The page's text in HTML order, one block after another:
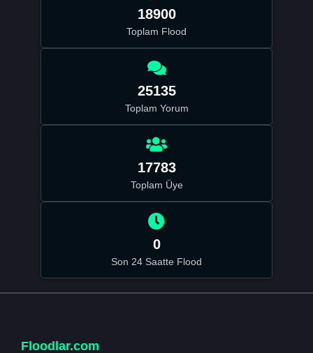
18900
Toplam Flood
25135
Toplam Yorum
17783
Toplam Üye
0
Son 24 Saatte Flood
Floodlar.com